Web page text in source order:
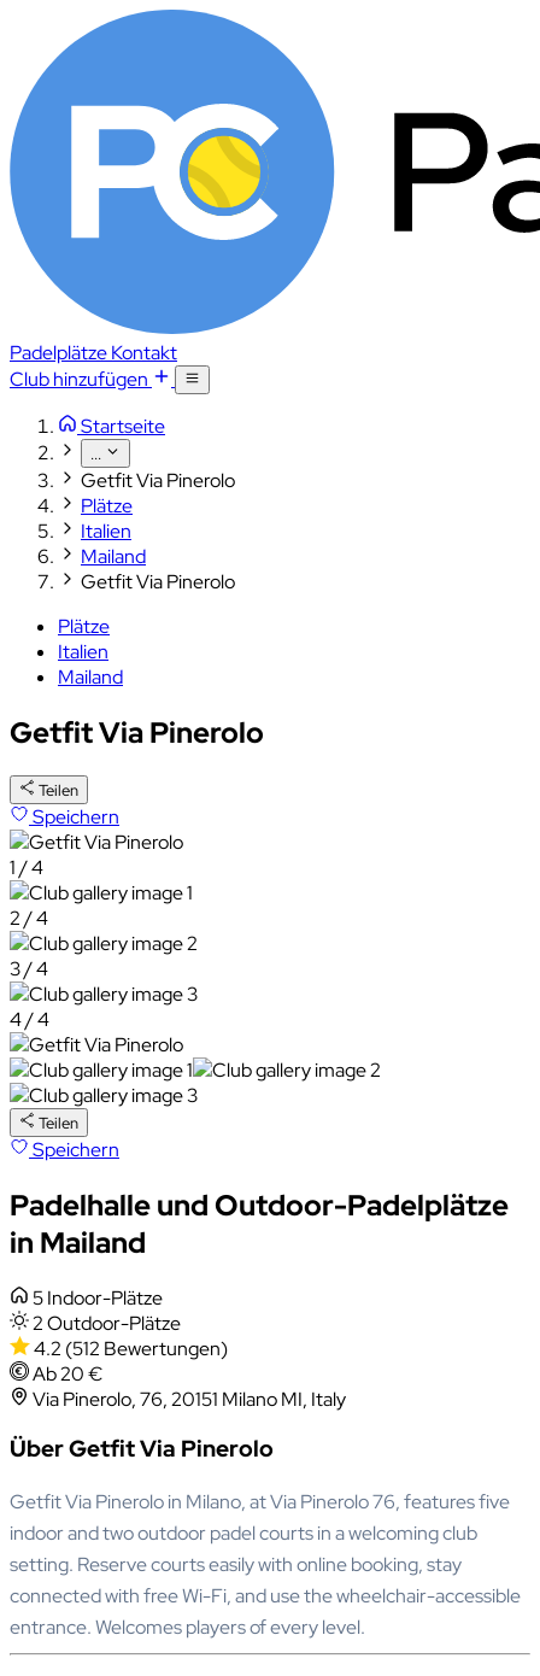
PadelplätzeKontakt
Club hinzufügen
Startseite
...
Getfit Via Pinerolo
Plätze
Italien
Mailand
Getfit Via Pinerolo
Plätze
Italien
Mailand
Getfit Via Pinerolo
Teilen
Speichern
1 / 4
2 / 4
3 / 4
4 / 4
Teilen
Speichern
Padelhalle und Outdoor-Padelplätze
in Mailand
5 Indoor-Plätze
2 Outdoor-Plätze
4.2 (512 Bewertungen)
Ab 20 €
Via Pinerolo, 76, 20151 Milano MI, Italy
Über Getfit Via Pinerolo
Getfit Via Pinerolo in Milano, at Via Pinerolo 76, features five
indoor and two outdoor padel courts in a welcoming club
setting. Reserve courts easily with online booking, stay
connected with free Wi-Fi, and use the wheelchair-accessible
entrance. Welcomes players of every level.